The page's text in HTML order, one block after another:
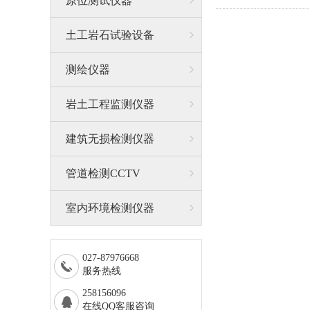
土工岩石试验设备
测绘仪器
岩土工程监测仪器
建筑无损检测仪器
管道检测CCTV
室内环境检测仪器
027-87976668
服务热线
258156096
在线QQ客服咨询